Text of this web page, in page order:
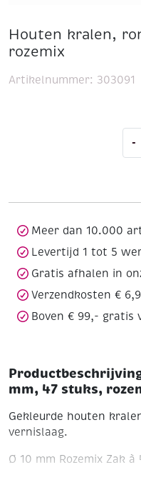
Houten kralen,
rozemix
-
Artikelnummer: 303091
Meer dan 10.000
Levertijd 1 tot 5
Gratis afhalen in
Verzendkosten €
Boven € 99,- gratis
mm, 47 stuks,
Gekleurde houten
vernislaag.
Ø 10 mm Rozemix Zak à